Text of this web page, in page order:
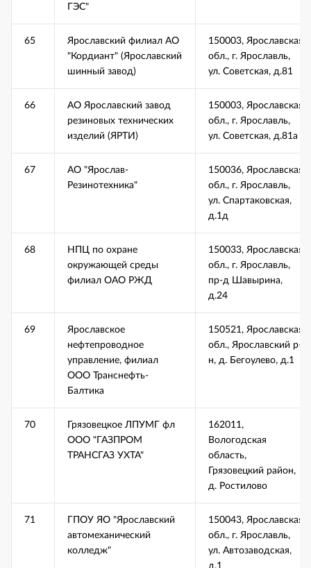
ГЭС"
65
Ярославский филиал АО
"Кордиант" (Ярославский
шинный завод)
150003, Ярославская
обл., г. Ярославль,
ул. Советская, д.81
66
АО Ярославский завод
резиновых технических
изделий (ЯРТИ)
150003, Ярославская
обл., г. Ярославль,
ул. Советская, д.81а
67
АО "Ярослав-
Резинотехника"
150036, Ярославская
обл., г. Ярославль,
ул. Спартаковская,
д.1д
68
НПЦ по охране
окружающей среды
филиал ОАО РЖД
150033, Ярославская
обл., г. Ярославль,
пр-д Шавырина,
д.24
69
Ярославское
нефтепроводное
управление, филиал
ООО Транснефть-
Балтика
150521, Ярославская
обл., Ярославский р-
н, д. Бегоулево, д.1
70
Грязовецкое ЛПУМГ фл
ООО "ГАЗПРОМ
ТРАНСГАЗ УХТА"
162011,
Вологодская
область,
Грязовецкий район,
д. Ростилово
71
ГПОУ ЯО "Ярославский
автомеханический
колледж"
150043, Ярославская
обл., г. Ярославль,
ул. Автозаводская,
д.1